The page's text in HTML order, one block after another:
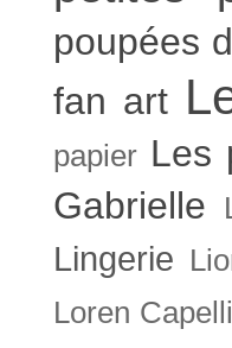
poupées
fan art
papier Les
Gabrielle
Lingerie
Loren Capelli